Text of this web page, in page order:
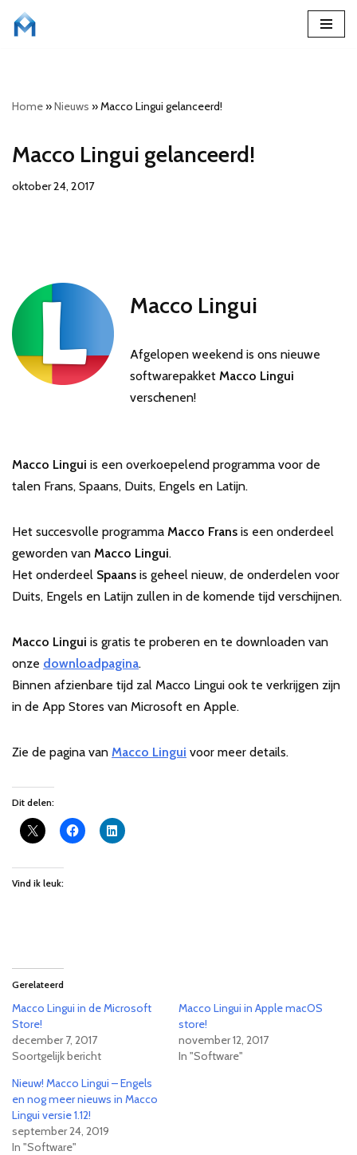
inhoud
Home»Nieuws »Macco Lingui gelanceerd!
Macco Lingui gelanceerd!
oktober 24, 2017
Macco Lingui
Afgelopen weekend is ons nieuwe
softwarepakket Macco Lingui
verschenen!
Macco Lingui is een overkoepelend programma voor de
talen Frans, Spaans, Duits, Engels en Latijn.
Het succesvolle programma Macco Frans is een onderdeel
geworden van Macco Lingui.
Het onderdeel Spaans is geheel nieuw, de onderdelen voor
Duits, Engels en Latijn zullen in de komende tijd verschijnen.
Macco Lingui is gratis te proberen en te downloaden van
onze downloadpagina.
Binnen afzienbare tijd zal Macco Lingui ook te verkrijgen zijn
in de App Stores van Microsoft en Apple.
Zie de pagina van Macco Lingui voor meer details.
Dit delen:
Vind ik leuk:
Gerelateerd
Macco Lingui in de Microsoft
Store!
december 7, 2017
Soortgelijk bericht
Macco Lingui in Apple macOS
store!
november 12, 2017
In "Software"
Nieuw! Macco Lingui – Engels
en nog meer nieuws in Macco
Lingui versie 1.12!
september 24, 2019
In "Software"